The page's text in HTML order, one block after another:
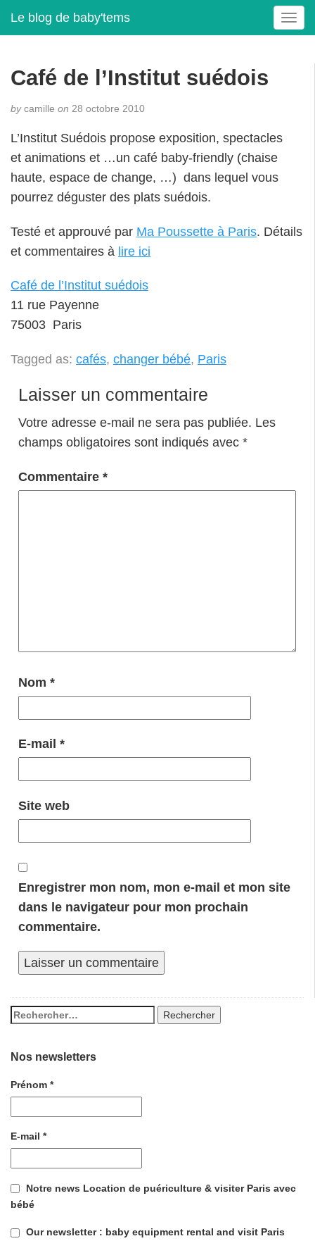
Le blog de baby'tems
T
o
o
Café de l’Institut suédois
bycamille on 28 octobre 2010
L’Institut Suédois propose exposition, spectacles
et animations et …un café baby-friendly (chaise
haute, espace de change, …) dans lequel vous
pourrez déguster des plats suédois.
Testé et approuvé par Ma Poussette à Paris. Détails
et commentaires à lire ici
Café de l’Institut suédois
11 rue Payenne
75003 Paris
Tagged as: cafés, changer bébé, Paris
Laisser un commentaire
Votre adresse e-mail ne sera pas publiée. Les
champs obligatoires sont indiqués avec *
Commentaire *
Nom *
E-mail *
Site web
Enregistrer mon nom, mon e-mail et mon site
dans le navigateur pour mon prochain
commentaire.
Nos newsletters
Prénom *
E-mail *
Notre news Location de puériculture & visiter Paris avec
bébé
Our newsletter : baby equipment rental and visit Paris